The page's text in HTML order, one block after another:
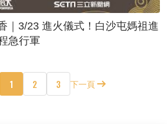
｜3/23 進火儀式！白沙屯媽祖進
急行軍
1 2 3 下一頁